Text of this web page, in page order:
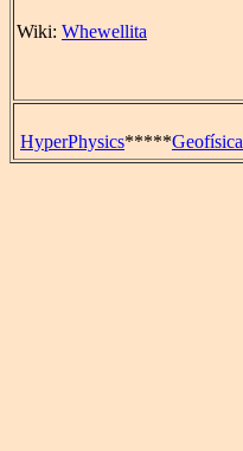
Wiki: Whewellita
HyperPhysics*****Geofísica